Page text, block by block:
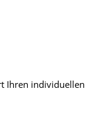
Ihren individuellen